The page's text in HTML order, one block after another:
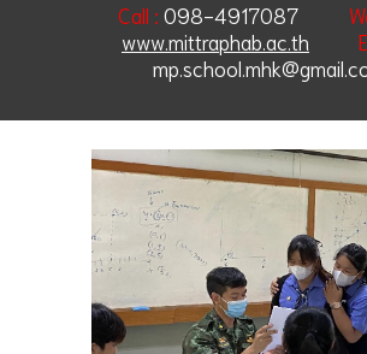
Call : 098-4917087
www.mittraphab.ac.th